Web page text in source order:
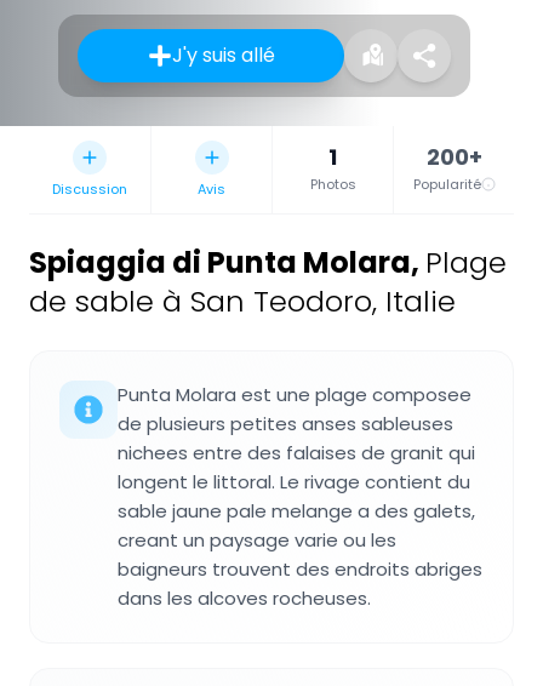
J'y suis allé
Discussion Avis
1
Photos
200+
Popularité
Spiaggia di Punta Molara, Plage
de sable à San Teodoro, Italie
Punta Molara est une plage composee
de plusieurs petites anses sableuses
nichees entre des falaises de granit qui
longent le littoral. Le rivage contient du
sable jaune pale melange a des galets,
creant un paysage varie ou les
baigneurs trouvent des endroits abriges
dans les alcoves rocheuses.